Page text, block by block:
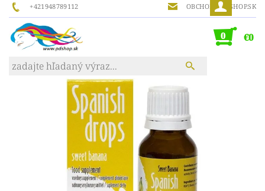
+421948789112 OBCHOD@PDSHOP.SK
0 €0